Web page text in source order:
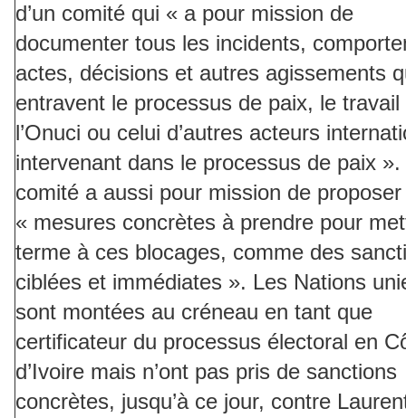
d’un comité qui « a pour mission de
documenter tous les incidents,
actes, décisions et autres agissements
entravent le processus de paix, le travail
l’Onuci ou celui d’autres acteurs
intervenant dans le processus de paix ».
comité a aussi pour mission de
« mesures concrètes à prendre pour
terme à ces blocages, comme des
ciblées et immédiates ». Les Nations
sont montées au créneau en tant que
certificateur du processus électoral en
d’Ivoire mais n’ont pas pris de sanctions
concrètes, jusqu’à ce jour, contre